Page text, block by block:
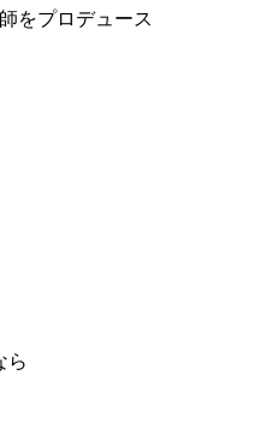
をプロデュース
ら